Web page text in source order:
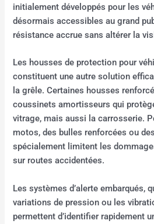
initialement développés pour les
désormais accessibles au grand
résistance accrue sans altérer la
Les housses de protection pour
constituent une autre solution
la grêle. Certaines housses
coussinets amortisseurs qui
vitrage, mais aussi la carrosserie.
motos, des bulles renforcées ou
spécialement limitent les
sur routes accidentées.
Les systèmes d’alerte embarqués,
variations de pression ou les
permettent d’identifier rapidement